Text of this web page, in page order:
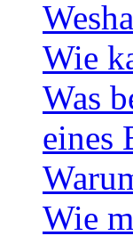
Wie
Was
eines
Wie